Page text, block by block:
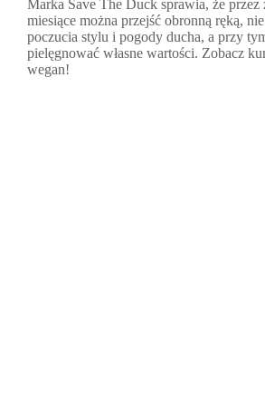
Marka Save The Duck sprawia, że przez
miesiące można przejść obronną ręką,
poczucia stylu i pogody ducha, a przy
pielęgnować własne wartości. Zobacz
wegan!